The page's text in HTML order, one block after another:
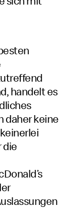
handelt es
daher keine
die